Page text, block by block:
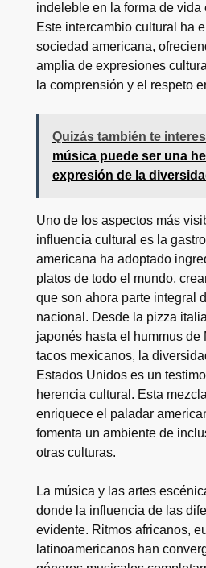
indeleble en la forma de vida
Este intercambio cultural ha
sociedad americana,
amplia de expresiones
la comprensión y el respeto
Quizás también te
música puede ser una
expresión de la
Uno de los aspectos más
influencia cultural es la
americana ha adoptado
platos de todo el mundo,
que son ahora parte integral
nacional. Desde la pizza
japonés hasta el hummus de
tacos mexicanos, la
Estados Unidos es un
herencia cultural. Esta
enriquece el paladar
fomenta un ambiente de
otras culturas.
La música y las artes
donde la influencia de las
evidente. Ritmos africanos,
latinoamericanos han